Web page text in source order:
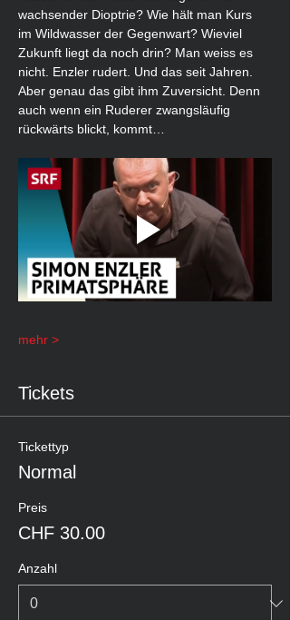
wachsender Dioptrie? Wie hält man Kurs
im Wildwasser der Gegenwart? Wieviel
Zukunft liegt da noch drin? Man weiss es
nicht. Enzler rudert. Und das seit Jahren.
Aber genau das gibt ihm Zuversicht. Denn
auch wenn ein Ruderer zwangsläufig
rückwärts blickt, kommt…
mehr >
Tickets
Tickettyp
Normal
Preis
CHF 30.00
Anzahl